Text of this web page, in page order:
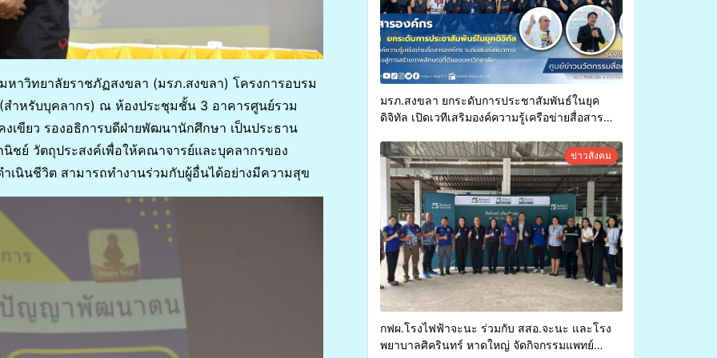
าวิทยาลัยราชภัฏสงขลา (มรภ.สงขลา) โครงการอบรม
ำหรับบุคลากร) ณ ห้องประชุมชั้น 3 อาคารศูนย์รวม
เขียว รองอธิการบดีฝ่ายพัฒนานักศึกษา เป็นประธาน
ชย์ วัตถุประสงค์เพื่อให้คณาจารย์และบุคลากรของ
เนินชีวิต สามารถทำงานร่วมกับผู้อื่นได้อย่างมีความสุข
มรภ.สงขลา ยกระดับการประชาสัมพันธ์ในยุค
ดิจิทัล เปิดเวทีเสริมองค์ความรู้เครือข่ายสื่อสาร
การสร้างภาพลักษณ์ที่ดีของมหาวิทยาลัยข่าวสังคม
กฟผ.โรงไฟฟ้าจะนะ ร่วมกับ สสอ.จะนะ และโรง
พยาบาลศิครินทร์ หาดใหญ่ จัดกิจกรรมแพทย์